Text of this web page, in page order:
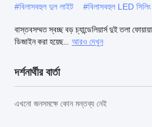
#বিলাসবহুল দুল লাইট #বিলাসবহুল LED
বাস্তবসম্মত স্বচ্ছ বড় চ্যান্ডেলিয়ার্স দুই তলা
ডিজাইন করা হয়েছ...
আরও দেখুন
দর্শনার্থীর বার্তা
এখনো জনসমক্ষে কোন মন্তব্য নেই